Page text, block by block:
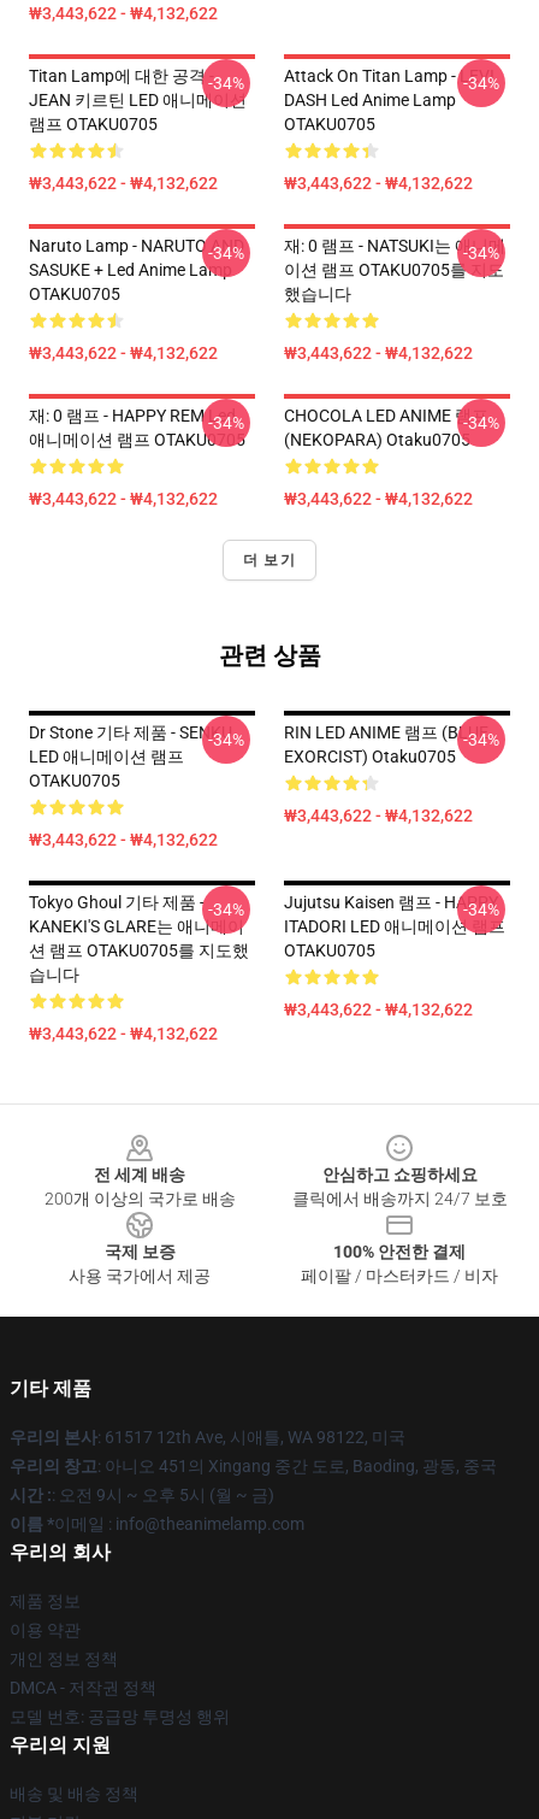
₩3,443,622 - ₩4,132,622
Titan Lamp에 대한 공격 -
JEAN 키르틴 LED 애니메이션
램프 OTAKU0705
₩3,443,622 - ₩4,132,622
-34%
Attack On Titan Lamp - LEVI
DASH Led Anime Lamp
OTAKU0705
₩3,443,622 - ₩4,132,622
-34%
Naruto Lamp - NARUTO AND
SASUKE + Led Anime Lamp
OTAKU0705
₩3,443,622 - ₩4,132,622
-34%
재: 0 램프 - NATSUKI는 애니메
이션 램프 OTAKU0705를 지도
했습니다
₩3,443,622 - ₩4,132,622
-34%
재: 0 램프 - HAPPY REM Led
애니메이션 램프 OTAKU0705
₩3,443,622 - ₩4,132,622
-34%
CHOCOLA LED ANIME 램프
(NEKOPARA) Otaku0705
₩3,443,622 - ₩4,132,622
-34%
더 보기
관련 상품
Dr Stone 기타 제품 - SENKU
LED 애니메이션 램프
OTAKU0705
₩3,443,622 - ₩4,132,622
-34%
RIN LED ANIME 램프 (BLUE
EXORCIST) Otaku0705
₩3,443,622 - ₩4,132,622
-34%
Tokyo Ghoul 기타 제품 -
KANEKI'S GLARE는 애니메이
션 램프 OTAKU0705를 지도했
습니다
₩3,443,622 - ₩4,132,622
-34%
Jujutsu Kaisen 램프 - HAPPY
ITADORI LED 애니메이션 램프
OTAKU0705
₩3,443,622 - ₩4,132,622
-34%
전 세계 배송
200개 이상의 국가로 배송
안심하고 쇼핑하세요
클릭에서 배송까지 24/7 보호
국제 보증
사용 국가에서 제공
100% 안전한 결제
페이팔 / 마스터카드 / 비자
기타 제품
우리의 본사: 61517 12th Ave, 시애틀, WA 98122, 미국
우리의 창고: 아니오 451의 Xingang 중간 도로, Baoding, 광동, 중국
시간 :: 오전 9시 ~ 오후 5시 (월 ~ 금)
이름 *이메일 : info@theanimelamp.com
우리의 회사
제품 정보
이용 약관
개인 정보 정책
DMCA - 저작권 정책
모델 번호: 공급망 투명성 행위
우리의 지원
배송 및 배송 정책